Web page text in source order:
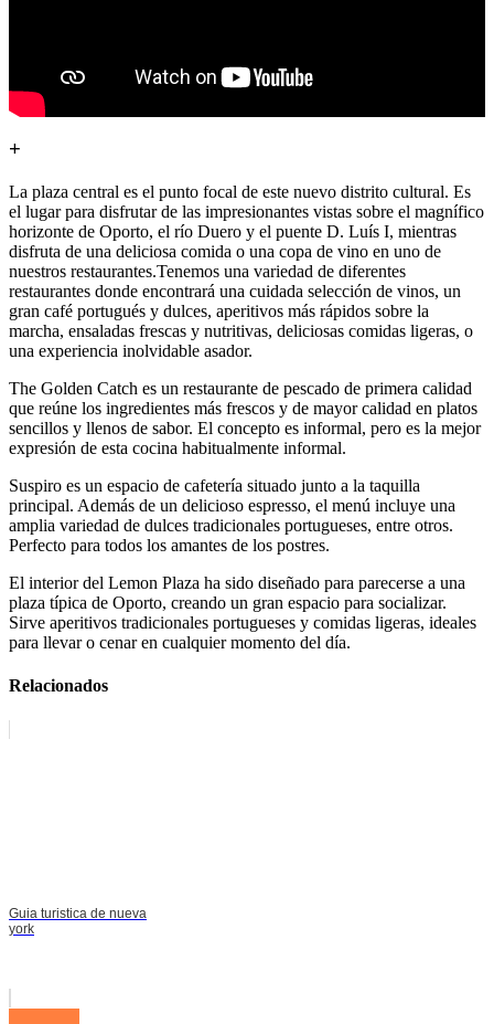
+
La plaza central es el punto focal de este nuevo distrito cultural. Es
el lugar para disfrutar de las impresionantes vistas sobre el magnífico
horizonte de Oporto, el río Duero y el puente D. Luís I, mientras
disfruta de una deliciosa comida o una copa de vino en uno de
nuestros restaurantes.Tenemos una variedad de diferentes
restaurantes donde encontrará una cuidada selección de vinos, un
gran café portugués y dulces, aperitivos más rápidos sobre la
marcha, ensaladas frescas y nutritivas, deliciosas comidas ligeras, o
una experiencia inolvidable asador.
The Golden Catch es un restaurante de pescado de primera calidad
que reúne los ingredientes más frescos y de mayor calidad en platos
sencillos y llenos de sabor. El concepto es informal, pero es la mejor
expresión de esta cocina habitualmente informal.
Suspiro es un espacio de cafetería situado junto a la taquilla
principal. Además de un delicioso espresso, el menú incluye una
amplia variedad de dulces tradicionales portugueses, entre otros.
Perfecto para todos los amantes de los postres.
El interior del Lemon Plaza ha sido diseñado para parecerse a una
plaza típica de Oporto, creando un gran espacio para socializar.
Sirve aperitivos tradicionales portugueses y comidas ligeras, ideales
para llevar o cenar en cualquier momento del día.
Relacionados
Guia turistica de nueva
york